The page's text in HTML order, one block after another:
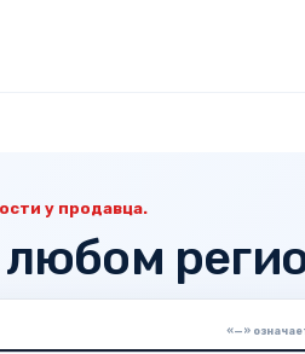
у продавца.
любом
«—»